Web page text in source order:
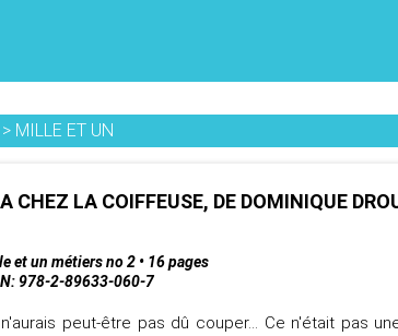
> MILLE ET UN
CHEZ LA COIFFEUSE, DE DOMINIQUE
et un métiers no 2 • 16 pages
978-2-89633-060-7
peut-être pas dû couper... Ce n'était pas